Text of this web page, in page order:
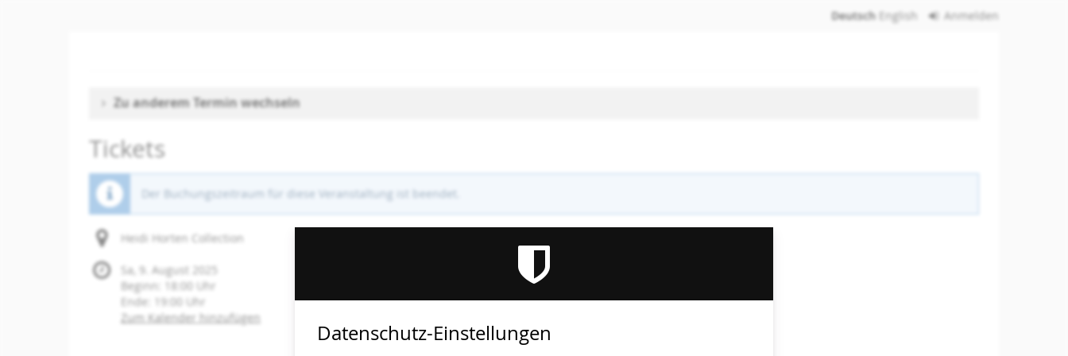
Deutsch English Anmelden
Zu anderem Termin wechseln
Tickets
Der Buchungszeitraum für diese Veranstaltung ist beendet.
Heidi Horten Collection
Sa, 9. August 2025
Beginn:
18:00
Uhr
Ende:
19:00
Uhr
Zum Kalender hinzufügen
Datenschutz-Einstellungen